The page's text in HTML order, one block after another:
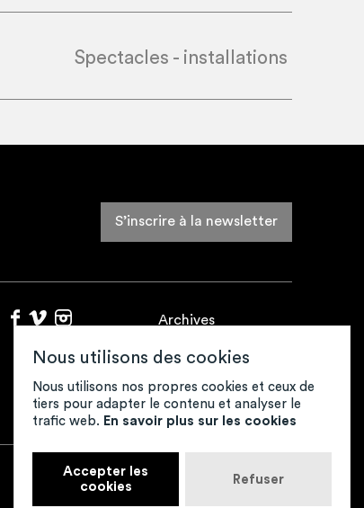
Spectacles - installations
S’inscrire à la newsletter
Archives
Contacts
Mentions légales
Crédits
Retour en haut
Nous utilisons des cookies
Nous utilisons nos propres cookies et ceux de
tiers pour adapter le contenu et analyser le
trafic web. En savoir plus sur les cookies
Accepter les
cookies
Refuser